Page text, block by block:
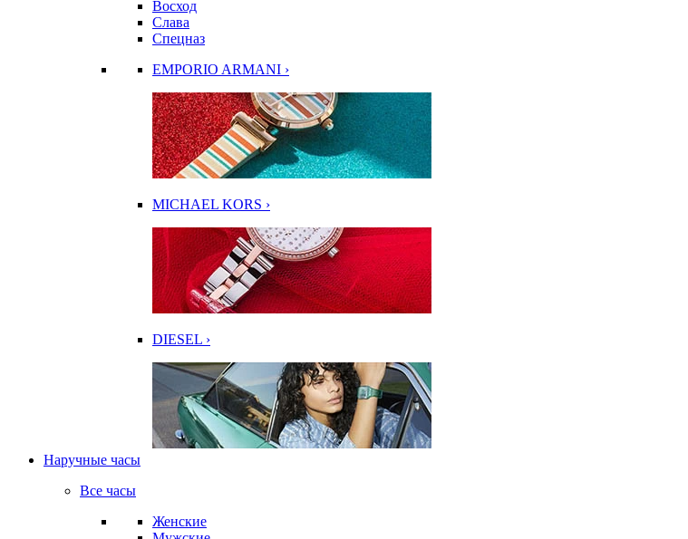
Восход
Слава
Спецназ
EMPORIO ARMANI ›
MICHAEL KORS ›
DIESEL ›
Наручные часы
Все часы
Женские